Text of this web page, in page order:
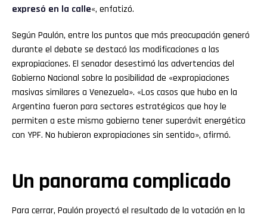
expresó en la calle«, enfatizó.
Según Paulón, entre los puntos que más preocupación generó
durante el debate se destacó las modificaciones a las
expropiaciones. El senador desestimó las advertencias del
Gobierno Nacional sobre la posibilidad de «expropiaciones
masivas similares a Venezuela». «Los casos que hubo en la
Argentina fueron para sectores estratégicos que hoy le
permiten a este mismo gobierno tener superávit energético
con YPF. No hubieron expropiaciones sin sentido», afirmó.
Un panorama complicado
Para cerrar, Paulón proyectó el resultado de la votación en la